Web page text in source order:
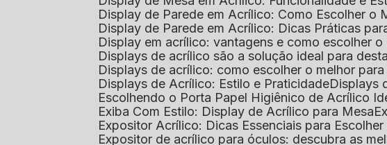
Display de Parede em Acrílico: Como Escolher
Display de Parede em Acrílico: Dicas Práticas
Display em acrílico: vantagens e como escolher o
Displays de acrílico são a solução ideal para
Displays de acrílico: como escolher o melhor
Displays de Acrílico: Estilo e Praticidade
Escolhendo o Porta Papel Higiênico de Acrílico
Exiba Com Estilo: Display de Acrílico para Mesa
Expositor Acrílico: Dicas Essenciais para
Expositor de acrílico para óculos: descubra as